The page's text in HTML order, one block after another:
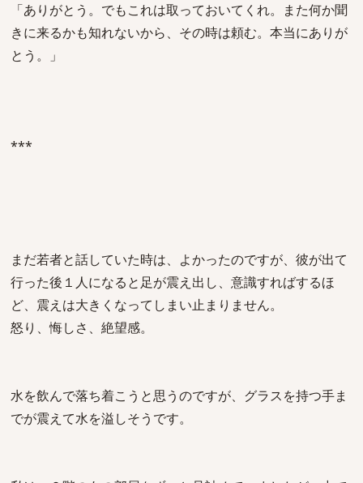
「ありがとう。でもこれは取っておいてくれ。また何か聞
きに来るかも知れないから、その時は頼む。本当にありが
とう。」
***
まだ若者と話していた時は、よかったのですが、彼が出て
行った後１人になると足が震え出し、意識すればするほ
ど、震えは大きくなってしまい止まりません。
怒り、悔しさ、絶望感。
水を飲んで落ち着こうと思うのですが、グラスを持つ手ま
でが震えて水を溢しそうです。